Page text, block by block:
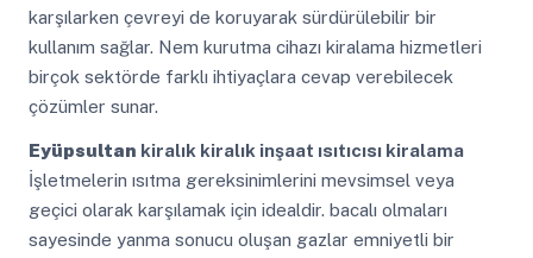
karşılarken çevreyi de koruyarak sürdürülebilir bir
kullanım sağlar. Nem kurutma cihazı kiralama hizmetleri
birçok sektörde farklı ihtiyaçlara cevap verebilecek
çözümler sunar.
Eyüpsultan kiralık kiralık inşaat ısıtıcısı kiralama
İşletmelerin ısıtma gereksinimlerini mevsimsel veya
geçici olarak karşılamak için idealdir. bacalı olmaları
sayesinde yanma sonucu oluşan gazlar emniyetli bir